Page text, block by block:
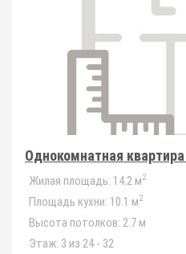
Однокомнатная
Жилая площадь: 14.2 м2
Площадь кухни: 10.1 м2
Высота потолков: 2.7 м
Этаж: 3 из 24 - 32